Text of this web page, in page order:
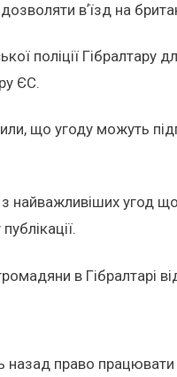
вʼїзд на
поліції
ЄС.
що угоду можуть
найважливіших угод
в Гібралтарі
право